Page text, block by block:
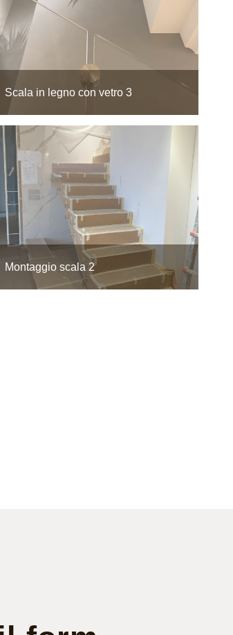
Scala in legno con vetro 3
Montaggio scala 2